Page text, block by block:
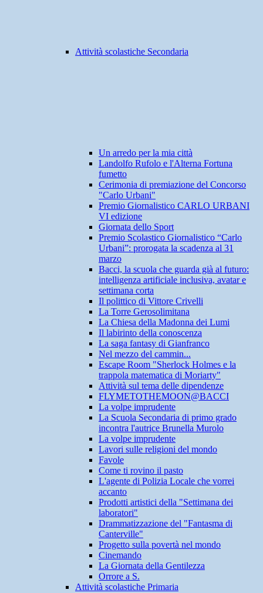
Attività scolastiche Secondaria
Un arredo per la mia città
Landolfo Rufolo e l'Alterna Fortuna
fumetto
Cerimonia di premiazione del Concorso
"Carlo Urbani"
Premio Giornalistico CARLO URBANI
VI edizione
Giornata dello Sport
Premio Scolastico Giornalistico “Carlo
Urbani”: prorogata la scadenza al 31
marzo
Bacci, la scuola che guarda già al futuro:
intelligenza artificiale inclusiva, avatar e
settimana corta
Il polittico di Vittore Crivelli
La Torre Gerosolimitana
La Chiesa della Madonna dei Lumi
Il labirinto della conoscenza
La saga fantasy di Gianfranco
Nel mezzo del cammin...
Escape Room "Sherlock Holmes e la
trappola matematica di Moriarty"
Attività sul tema delle dipendenze
FLYMETOTHEMOON@BACCI
La volpe imprudente
La Scuola Secondaria di primo grado
incontra l'autrice Brunella Murolo
La volpe imprudente
Lavori sulle religioni del mondo
Favole
Come ti rovino il pasto
L'agente di Polizia Locale che vorrei
accanto
Prodotti artistici della "Settimana dei
laboratori"
Drammatizzazione del "Fantasma di
Canterville"
Progetto sulla povertà nel mondo
Cinemando
La Giornata della Gentilezza
Orrore a S.
Attività scolastiche Primaria